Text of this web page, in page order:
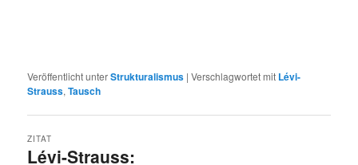
Veröffentlicht unterStrukturalismus |Verschlagwortet mit Lévi-
Strauss,Tausch
Lévi-Strauss:
ZITAT